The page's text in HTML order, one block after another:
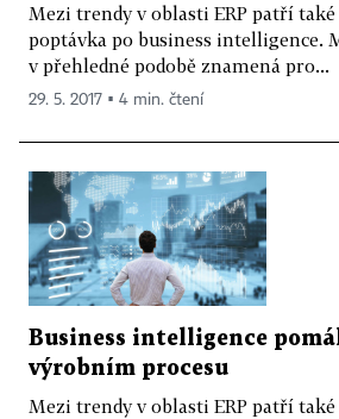
Mezi trendy v oblasti ERP patří
poptávka po business intelligence.
v přehledné podobě znamená pro...
29. 5. 2017 ▪ 4 min. čtení
Business intelligence
výrobním procesu
Mezi trendy v oblasti ERP patří